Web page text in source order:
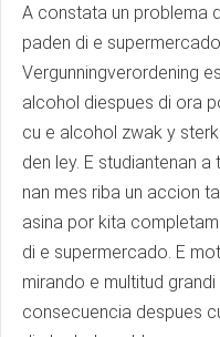
A constata un problema
paden di e
Vergunningverordening
alcohol diespues di ora
cu e alcohol zwak y
den ley. E studiantenan
nan mes riba un accion
asina por kita
di e supermercado. E
mirando e multitud
consecuencia despues